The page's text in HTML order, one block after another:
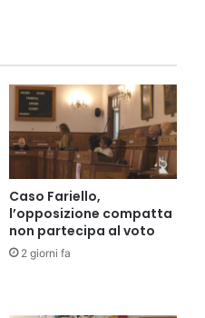
Caso Fariello,
l’opposizione compatta
non partecipa al voto
2 giorni fa